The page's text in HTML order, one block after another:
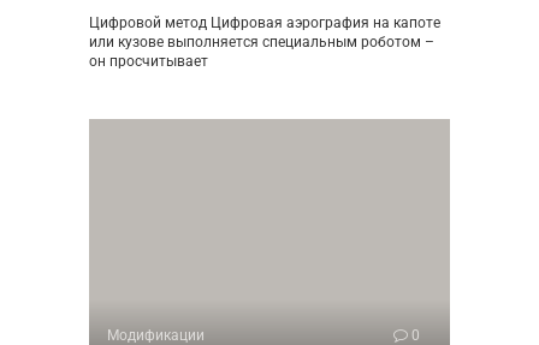
Цифровой метод Цифровая аэрография на капоте
или кузове выполняется специальным роботом –
он просчитывает
Модификации 0